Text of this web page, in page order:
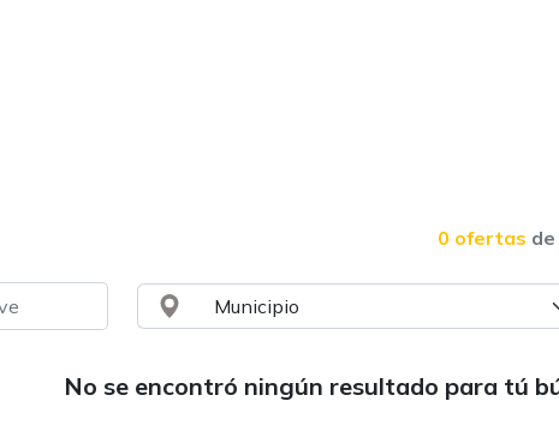
0 ofertas
No se encontró ningún resultado para tú